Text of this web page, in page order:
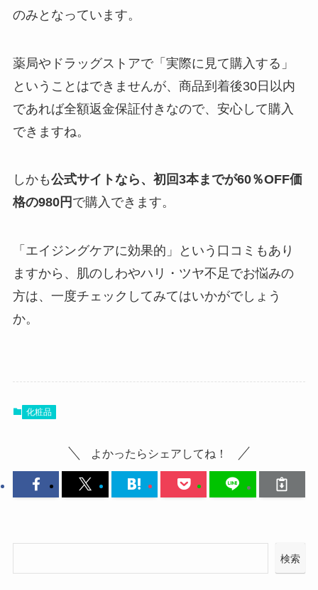
のみとなっています。
薬局やドラッグストアで「実際に見て購入する」
ということはできませんが、商品到着後30日以内
であれば全額返金保証付きなので、安心して購入
できますね。
しかも公式サイトなら、初回3本までが60％OFF価
格の980円 で購入できます。
「エイジングケアに効果的」という口コミもあり
ますから、肌のしわやハリ・ツヤ不足でお悩みの
方は、一度チェックしてみてはいかがでしょう
か。
化粧品
よかったらシェアしてね！
検索